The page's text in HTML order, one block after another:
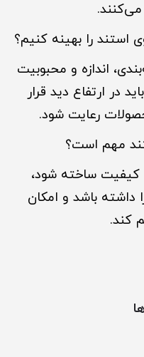
می‌کنند.
اندازه و محبوبیت
در ارتفاع دید قرار
رعایت شود.
کیفیت ساخته شود،
باشد و امکان
کند.